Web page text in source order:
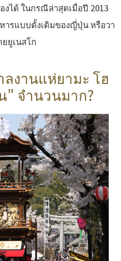
ได้ ในกรณีล่าสุดเมื่อปี 2013
รแบบดั้งเดิมของญี่ปุ่น หรือวา
ยูเนสโก
งานแห่ยามะ โฮ
" จำนวนมาก?